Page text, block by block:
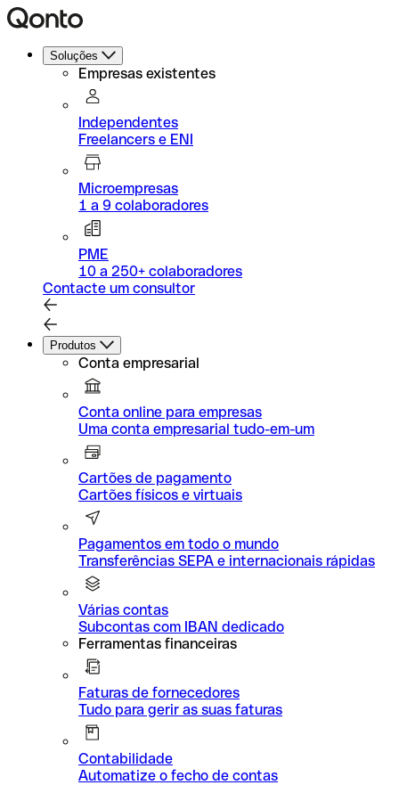
Soluções
Empresas existentes
Independentes
Freelancers e ENI
Microempresas
1 a 9 colaboradores
PME
10 a 250+ colaboradores
Contacte um consultor
Produtos
Conta empresarial
Conta online para empresas
Uma conta empresarial tudo-em-um
Cartões de pagamento
Cartões físicos e virtuais
Pagamentos em todo o mundo
Transferências SEPA e internacionais rápidas
Várias contas
Subcontas com IBAN dedicado
Ferramentas financeiras
Faturas de fornecedores
Tudo para gerir as suas faturas
Contabilidade
Automatize o fecho de contas